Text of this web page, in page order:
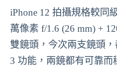
iPhone 12 拍攝規格較同
萬像素 f/1.6 (26 mm) +
雙鏡頭，今次兩支鏡頭
3 功能，兩鏡都有可靠而